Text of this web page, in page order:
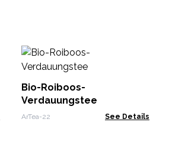
Bio-Roiboos-
Verdauungstee
ArTea-22 See Details